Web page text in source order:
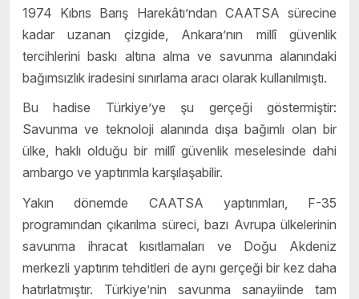
1974 Kıbrıs Barış Harekâtı’ndan CAATSA sürecine
kadar uzanan çizgide, Ankara’nın millî güvenlik
tercihlerini baskı altına alma ve savunma alanındaki
bağımsızlık iradesini sınırlama aracı olarak kullanılmıştı.
Bu hadise Türkiye’ye şu gerçeği göstermiştir:
Savunma ve teknoloji alanında dışa bağımlı olan bir
ülke, haklı olduğu bir millî güvenlik meselesinde dahi
ambargo ve yaptırımla karşılaşabilir.
Yakın dönemde CAATSA yaptırımları, F-35
programından çıkarılma süreci, bazı Avrupa ülkelerinin
savunma ihracat kısıtlamaları ve Doğu Akdeniz
merkezli yaptırım tehditleri de aynı gerçeği bir kez daha
hatırlatmıştır. Türkiye’nin savunma sanayiinde tam